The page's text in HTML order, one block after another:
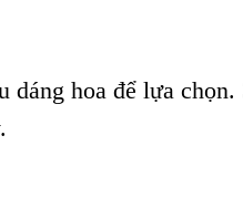
dáng hoa để lựa chọn.